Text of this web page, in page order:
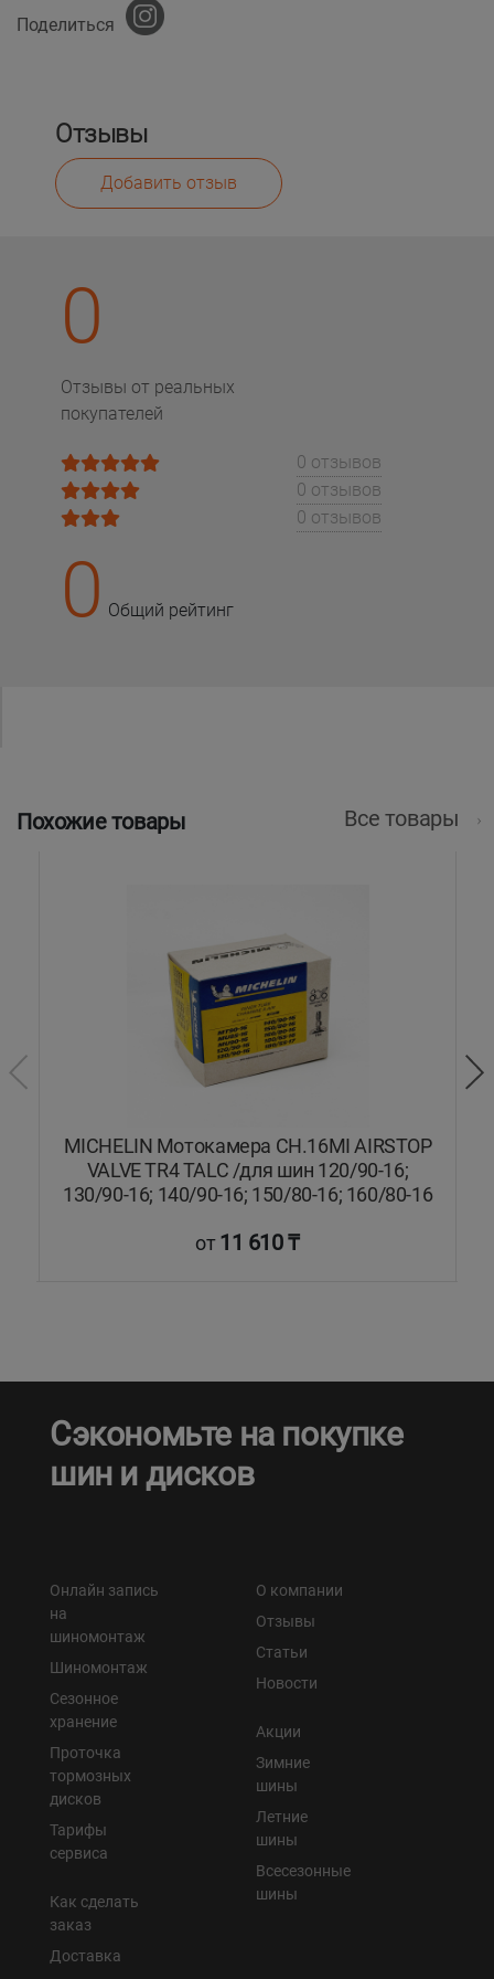
Поделиться
Отзывы
Добавить отзыв
0
Отзывы от реальных
покупателей
0 отзывов
0 отзывов
0 отзывов
0 Общий рейтинг
Похожие товары Все товары
MICHELIN Мотокамера CH.16MI AIRSTOP
VALVE TR4 TALC /для шин 120/90-16;
130/90-16; 140/90-16; 150/80-16; 160/80-16
от11 610 ₸
Сэкономьте на покупке
шин и дисков
Онлайн запись
на
шиномонтаж
Шиномонтаж
Сезонное
хранение
Проточка
тормозных
дисков
Тарифы
сервиса
Как сделать
заказ
Доставка
О компании
Отзывы
Статьи
Новости
Акции
Зимние
шины
Летние
шины
Всесезонные
шины